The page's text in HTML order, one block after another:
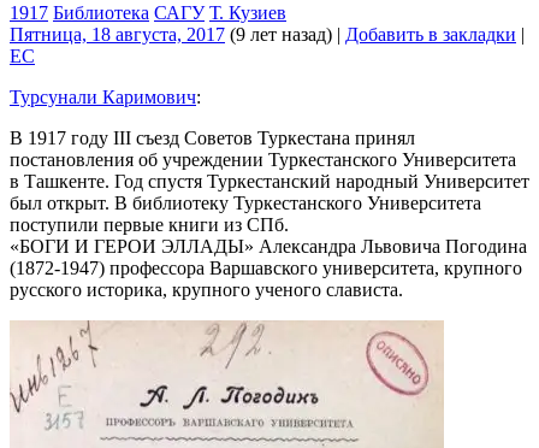
1917 Библиотека САГУ Т. Кузиев
Пятница, 18 августа, 2017 (9 лет назад) | Добавить в закладки |
EC
Турсунали Каримович:
В 1917 году III съезд Советов Туркестана принял
постановления об учреждении Туркестанского Университета
в Ташкенте. Год спустя Туркестанский народный Университет
был открыт. В библиотеку Туркестанского Университета
поступили первые книги из СПб.
«БОГИ И ГЕРОИ ЭЛЛАДЫ» Александра Львовича Погодина
(1872-1947) профессора Варшавского университета, крупного
русского историка, крупного ученого слависта.